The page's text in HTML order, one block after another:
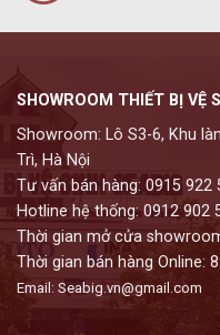
SHOWROOM THIẾT BỊ VỆ
Showroom: Lô S3-6, Khu
Trì, Hà Nội
Tư vấn bán hàng: 0915 922
Hotline hệ thống: 0912 902
Thời gian mở cửa
Thời gian bán hàng Online:
Email: Seabig.vn@gmail.com